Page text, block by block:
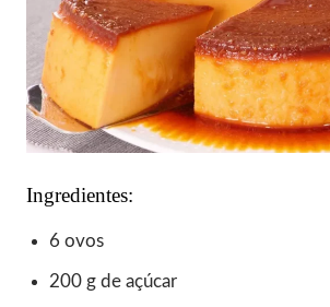
Ingredientes:
6 ovos
200 g de açúcar